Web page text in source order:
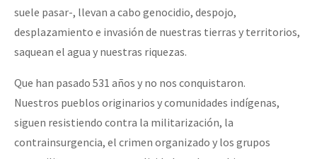
suele pasar-, llevan a cabo genocidio, despojo,
desplazamiento e invasión de nuestras tierras y territorios,
saquean el agua y nuestras riquezas.
Que han pasado 531 años y no nos conquistaron.
Nuestros pueblos originarios y comunidades indígenas,
siguen resistiendo contra la militarización, la
contrainsurgencia, el crimen organizado y los grupos